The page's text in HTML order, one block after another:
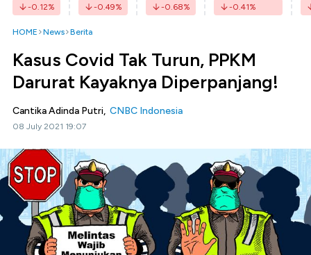
-0.12% -0.49% -0.68% -0.41%
HOME News Berita
Kasus Covid Tak Turun, PPKM
Darurat Kayaknya Diperpanjang!
Cantika Adinda Putri, CNBC Indonesia
08 July 2021 19:07